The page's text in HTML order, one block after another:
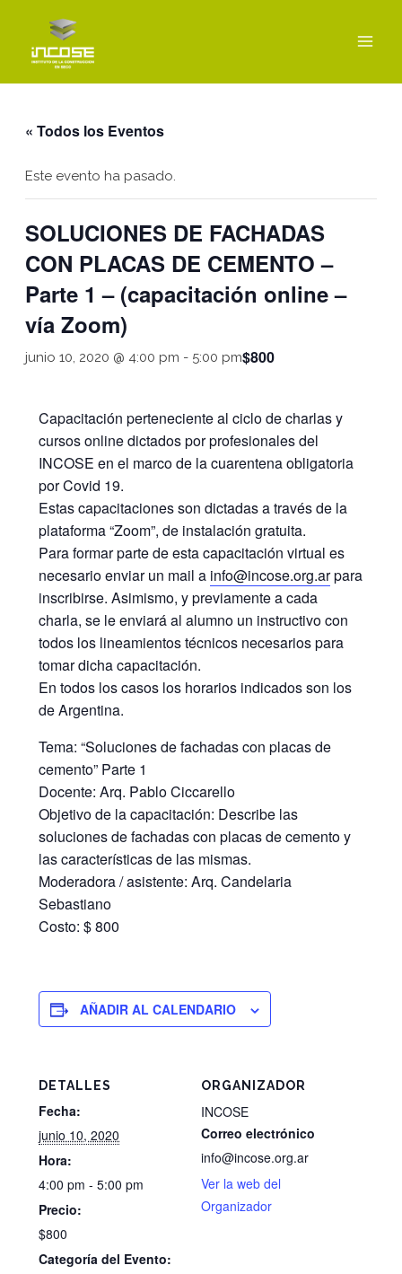
contenido
« Todos los Eventos
Este evento ha pasado.
SOLUCIONES DE FACHADAS
CON PLACAS DE CEMENTO –
Parte 1 – (capacitación online –
vía Zoom)
junio 10, 2020 @ 4:00 pm - 5:00 pm$800
Capacitación perteneciente al ciclo de charlas y
cursos online dictados por profesionales del
INCOSE en el marco de la cuarentena obligatoria
por Covid 19.
Estas capacitaciones son dictadas a través de la
plataforma “Zoom”, de instalación gratuita.
Para formar parte de esta capacitación virtual es
necesario enviar un mail a info@incose.org.arpara
inscribirse. Asimismo, y previamente a cada
charla, se le enviará al alumno un instructivo con
todos los lineamientos técnicos necesarios para
tomar dicha capacitación.
En todos los casos los horarios indicados son los
de Argentina.
Tema: “Soluciones de fachadas con placas de
cemento” Parte 1
Docente: Arq. Pablo Ciccarello
Objetivo de la capacitación: Describe las
soluciones de fachadas con placas de cemento y
las características de las mismas.
Moderadora / asistente: Arq. Candelaria
Sebastiano
Costo: $ 800
AÑADIR AL CALENDARIO
DETALLES
Fecha:
junio 10, 2020
Hora:
4:00 pm - 5:00 pm
Precio:
$800
Categoría del Evento:
ORGANIZADOR
INCOSE
Correo electrónico
info@incose.org.ar
Ver la web del
Organizador